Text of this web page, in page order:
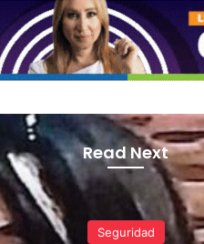
Read Next
Noticias